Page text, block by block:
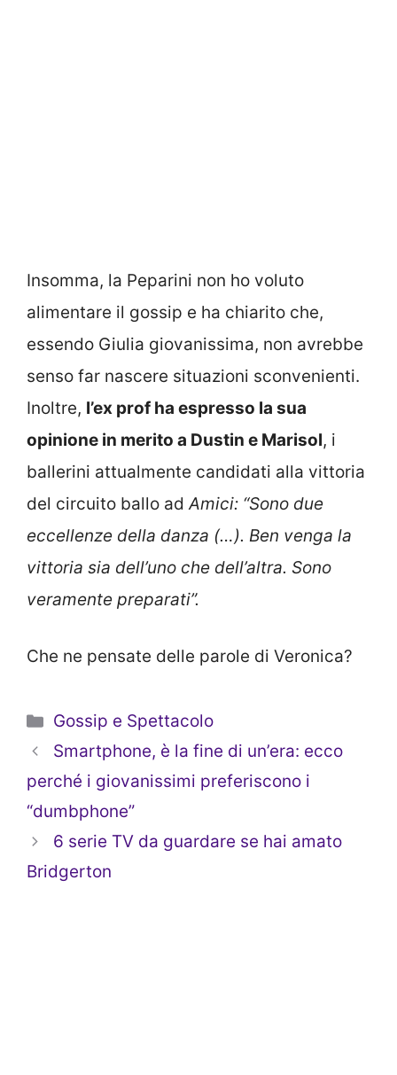
Insomma, la Peparini non ho voluto
alimentare il gossip e ha chiarito che,
essendo Giulia giovanissima, non avrebbe
senso far nascere situazioni sconvenienti.
Inoltre, l’ex prof ha espresso la sua
opinione in merito a Dustin e Marisol, i
ballerini attualmente candidati alla vittoria
del circuito ballo ad Amici: “Sono due
eccellenze della danza (…). Ben venga la
vittoria sia dell’uno che dell’altra. Sono
veramente preparati”.
Che ne pensate delle parole di Veronica?
Categorie
Gossip e Spettacolo
Smartphone, è la fine di un’era: ecco
perché i giovanissimi preferiscono i
“dumbphone”
6 serie TV da guardare se hai amato
Bridgerton